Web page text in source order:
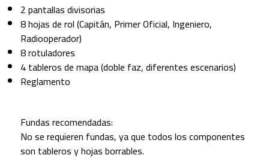
2 pantallas divisorias
8 hojas de rol (Capitán, Primer Oficial, Ingeniero,
Radiooperador)
8 rotuladores
4 tableros de mapa (doble faz, diferentes escenarios)
Reglamento
Fundas recomendadas:
No se requieren fundas, ya que todos los componentes
son tableros y hojas borrables.